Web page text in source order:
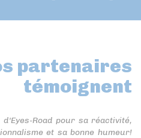
partenaires
témoignent
Road pour sa réactivité,
et sa bonne humeur!